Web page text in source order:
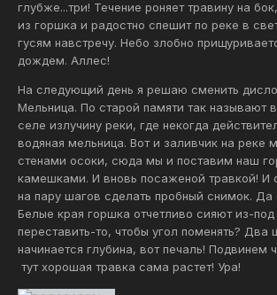
глубже...три! Течение роняет травину на
из горшка и радостно спешит по реке в
гусям навстречу. Небо злобно
дождем. Аллес!
На следующий день я решаю сменить
Мельница. По старой памяти так называют
селе излучину реки, где некогда
водяная мельница. Вот и заливчик на реке
стенами осоки, сюда мы и поставим наш
камешками. И вновь посаженой травкой! И
на пару шагов сделать пробный снимок. Да
Белые края горшка отчетливо сияют из-
переставить-то, чтобы угол поменять? Два
начинается глубина, вот печаль! Подвинем
тут хорошая травка сама растет! Ура!